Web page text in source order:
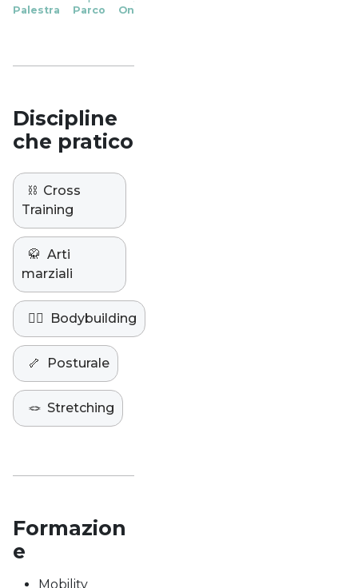
Palestra Parco Online
Discipline
che pratico
⛓️ Cross
Training
🥋 Arti
marziali
🏋️‍♀️ Bodybuilding
🦴 Posturale
🪢 Stretching
Formazion
e
Mobility